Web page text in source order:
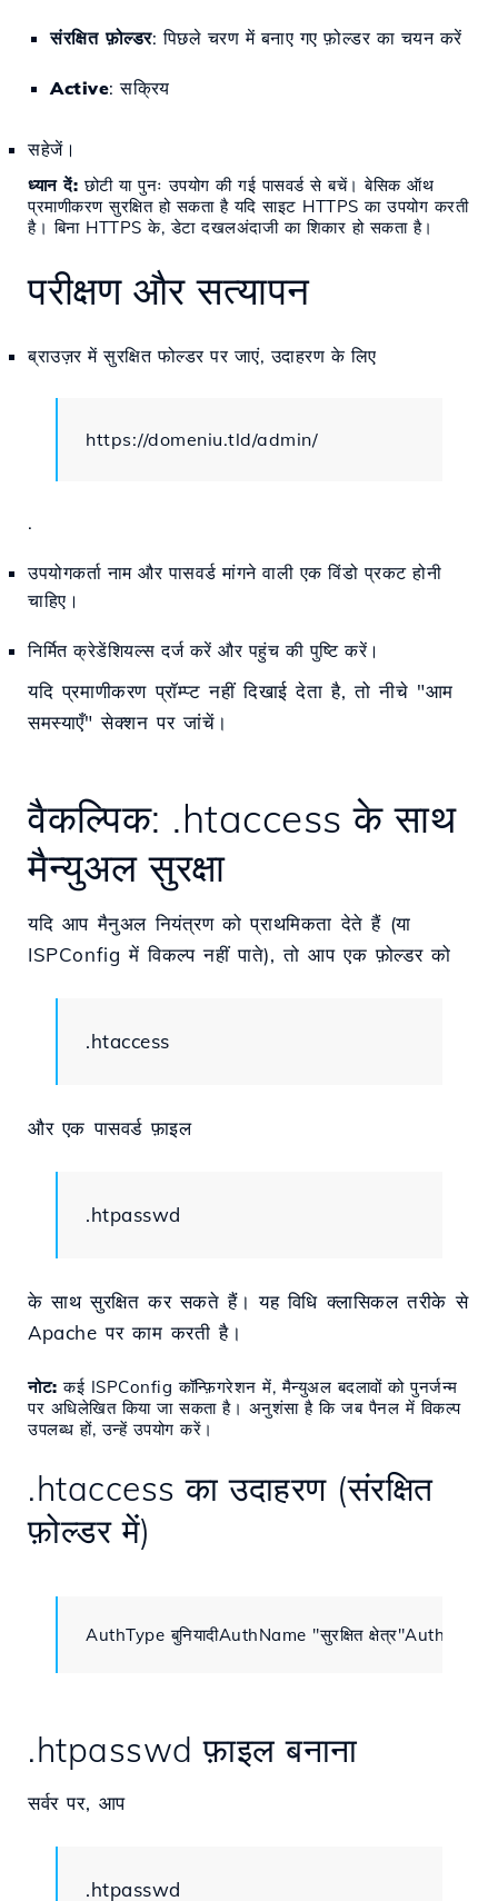
संरक्षित फ़ोल्डर: पिछले चरण में बनाए गए फ़ोल्डर का चयन करें
Active: सक्रिय
सहेजें।
ध्यान दें: छोटी या पुनः उपयोग की गई पासवर्ड से बचें। बेसिक ऑथ
प्रमाणीकरण सुरक्षित हो सकता है यदि साइट HTTPS का उपयोग करती
है। बिना HTTPS के, डेटा दखलअंदाजी का शिकार हो सकता है।
परीक्षण और सत्यापन
ब्राउज़र में सुरक्षित फोल्डर पर जाएं, उदाहरण के लिए
https://domeniu.tld/admin/
.
उपयोगकर्ता नाम और पासवर्ड मांगने वाली एक विंडो प्रकट होनी
चाहिए।
निर्मित क्रेडेंशियल्स दर्ज करें और पहुंच की पुष्टि करें।
यदि प्रमाणीकरण प्रॉम्प्ट नहीं दिखाई देता है, तो नीचे "आम
समस्याएँ" सेक्शन पर जांचें।
वैकल्पिक: .htaccess के साथ
मैन्युअल सुरक्षा
यदि आप मैनुअल नियंत्रण को प्राथमिकता देते हैं (या
ISPConfig में विकल्प नहीं पाते), तो आप एक फ़ोल्डर को
.htaccess
और एक पासवर्ड फ़ाइल
.htpasswd
के साथ सुरक्षित कर सकते हैं। यह विधि क्लासिकल तरीके से
Apache पर काम करती है।
नोट: कई ISPConfig कॉन्फ़िगरेशन में, मैन्युअल बदलावों को पुनर्जन्म
पर अधिलेखित किया जा सकता है। अनुशंसा है कि जब पैनल में विकल्प
उपलब्ध हों, उन्हें उपयोग करें।
.htaccess का उदाहरण (संरक्षित
फ़ोल्डर में)
AuthType बुनियादीAuthName "सुरक्षित
.htpasswd फ़ाइल बनाना
सर्वर पर, आप
.htpasswd